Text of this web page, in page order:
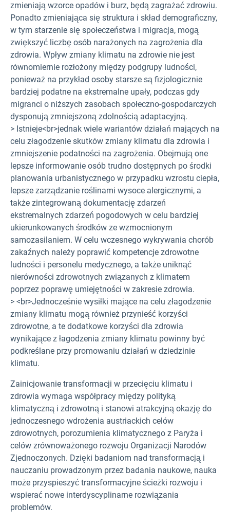
zmieniają wzorce opadów i burz, będą zagrażać zdrowiu.
Ponadto zmieniająca się struktura i skład demograficzny,
w tym starzenie się społeczeństwa i migracja, mogą
zwiększyć liczbę osób narażonych na zagrożenia dla
zdrowia. Wpływ zmiany klimatu na zdrowie nie jest
równomiernie rozłożony między podgrupy ludności,
ponieważ na przykład osoby starsze są fizjologicznie
bardziej podatne na ekstremalne upały, podczas gdy
migranci o niższych zasobach społeczno-gospodarczych
dysponują zmniejszoną zdolnością adaptacyjną.
> Istnieje<br>jednak wiele wariantów działań mających na
celu złagodzenie skutków zmiany klimatu dla zdrowia i
zmniejszenie podatności na zagrożenia. Obejmują one
lepsze informowanie osób trudno dostępnych po środki
planowania urbanistycznego w przypadku wzrostu ciepła,
lepsze zarządzanie roślinami wysoce alergicznymi, a
także zintegrowaną dokumentację zdarzeń
ekstremalnych zdarzeń pogodowych w celu bardziej
ukierunkowanych środków ze wzmocnionym
samozasilaniem. W celu wczesnego wykrywania chorób
zakaźnych należy poprawić kompetencje zdrowotne
ludności i personelu medycznego, a także uniknąć
nierówności zdrowotnych związanych z klimatem
poprzez poprawę umiejętności w zakresie zdrowia.
> <br>Jednocześnie wysiłki mające na celu złagodzenie
zmiany klimatu mogą również przynieść korzyści
zdrowotne, a te dodatkowe korzyści dla zdrowia
wynikające z łagodzenia zmiany klimatu powinny być
podkreślane przy promowaniu działań w dziedzinie
klimatu.
Zainicjowanie transformacji w przecięciu klimatu i
zdrowia wymaga współpracy między polityką
klimatyczną i zdrowotną i stanowi atrakcyjną okazję do
jednoczesnego wdrożenia austriackich celów
zdrowotnych, porozumienia klimatycznego z Paryża i
celów zrównoważonego rozwoju Organizacji Narodów
Zjednoczonych. Dzięki badaniom nad transformacją i
nauczaniu prowadzonym przez badania naukowe, nauka
może przyspieszyć transformacyjne ścieżki rozwoju i
wspierać nowe interdyscyplinarne rozwiązania
problemów.